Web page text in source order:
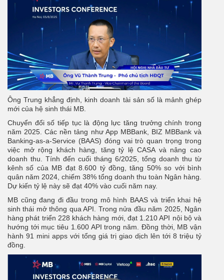
Ông Trung khẳng định, kinh doanh tài sản số là mảnh ghép
mới của hệ sinh thái MB.
Chuyển đổi số tiếp tục là động lực tăng trưởng chính trong
năm 2025. Các nền tảng như App MBBank, BIZ MBBank và
Banking-as-a-Service (BAAS) đóng vai trò quan trọng trong
việc mở rộng khách hàng, tăng tỷ lệ CASA và nâng cao
doanh thu. Tính đến cuối tháng 6/2025, tổng doanh thu từ
kênh số của MB đạt 8.600 tỷ đồng, tăng 50% so với bình
quân năm 2024, chiếm 38% tổng doanh thu toàn Ngân hàng.
Dự kiến tỷ lệ này sẽ đạt 40% vào cuối năm nay.
MB cũng đang đi đầu trong mô hình BAAS và triển khai hệ
sinh thái mở thông qua API. Trong nửa đầu năm 2025, Ngân
hàng phát triển 228 khách hàng mới, đạt 1.210 API nội bộ và
hướng tới mục tiêu 1.600 API trong năm. Đồng thời, MB vận
hành 91 mini apps với tổng giá trị giao dịch lên tới 8 triệu tỷ
đồng.